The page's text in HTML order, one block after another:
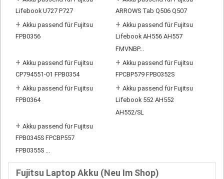
Lifebook U727 P727
ARROWS Tab Q506 Q507
+ Akku passend für Fujitsu
FPB0356
+ Akku passend für Fujitsu
Lifebook AH556 AH557
FMVNBP...
+ Akku passend für Fujitsu
CP794551-01 FPB0354
+ Akku passend für Fujitsu
FPCBP579 FPB0352S
+ Akku passend für Fujitsu
FPB0364
+ Akku passend für Fujitsu
Lifebook 552 AH552
AH552/SL
+ Akku passend für Fujitsu
FPB0345S FPCBP557
FPB0355S ...
Fujitsu Laptop Akku (Neu Im Shop)